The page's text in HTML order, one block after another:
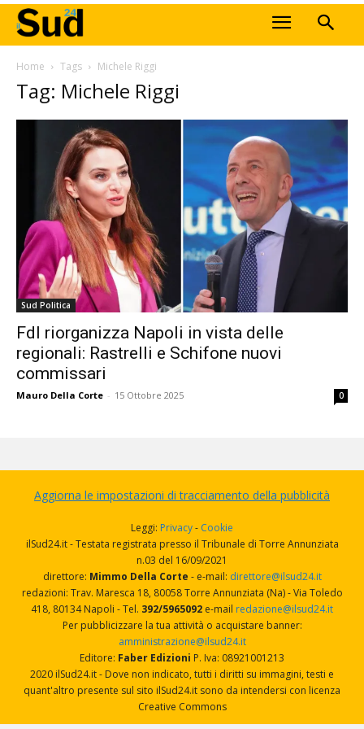
Home Tags Michele Riggi
Tag: Michele Riggi
Sud Politica
FdI riorganizza Napoli in vista delle
regionali: Rastrelli e Schifone nuovi
commissari
Mauro Della Corte - 15 Ottobre 2025 0
Aggiorna le impostazioni di tracciamento della pubblicità
Leggi: Privacy- Cookie
ilSud24.it - Testata registrata presso il Tribunale di Torre Annunziata
n.03 del 16/09/2021
direttore: Mimmo Della Corte - e-mail: direttore@ilsud24.it
redazioni: Trav. Maresca 18, 80058 Torre Annunziata (Na) - Via Toledo
418, 80134 Napoli - Tel. 392/5965092 e-mail redazione@ilsud24.it
Per pubblicizzare la tua attività o acquistare banner:
amministrazione@ilsud24.it
Editore: Faber Edizioni P. Iva: 08921001213
2020 ilSud24.it - Dove non indicato, tutti i diritti su immagini, testi e
quant'altro presente sul sito ilSud24.it sono da intendersi con licenza
Creative Commons